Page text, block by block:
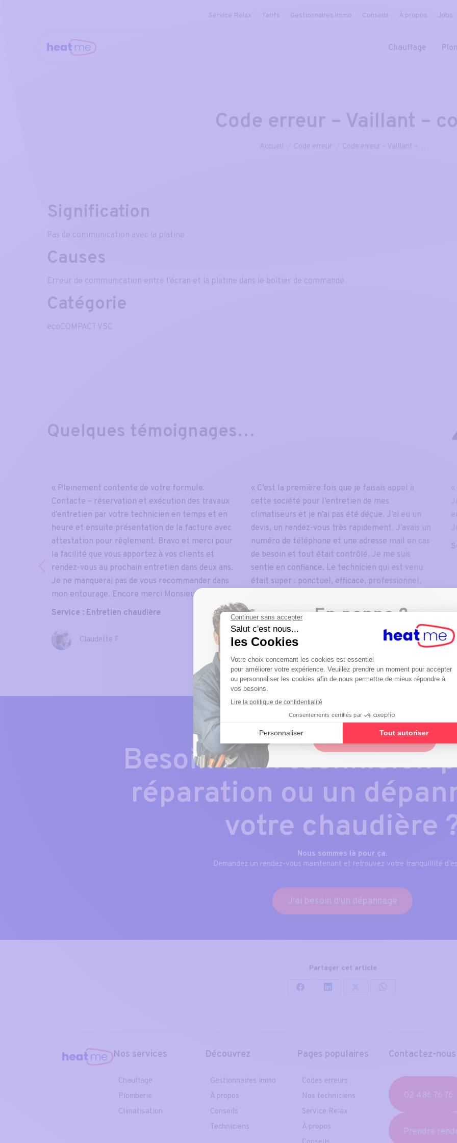
Service Relax Tarifs Gestionnaires immo Conseils À propos Jobs
Chauffage
Code erreur – Vaillant –
Vous êtes ici :
Accueil Code erreur Code erreur – Vaillant –…
Signification
Pas de communication avec la platine
Causes
Erreur de communication entre l’écran et la platine dans le boîtier de commande
Catégorie
ecoCOMPACT VSC
Quelques témoignages…
Claudette F.
« Pleinement contente de votre formule.
Contacte – réservation et exécution des travaux
d’entretien par votre technicien en temps et en
heure et ensuite présentation de la facture avec
attestation pour règlement. Bravo et merci pour
la facilité que vous apportez à vos clients et
rendez-vous au prochain entretien dans deux ans.
Je ne manquerai pas de vous recommander dans
mon entourage. Encore merci Monsieur. »
Service : Entretien chaudière
Anne P.
« C’est la première fois que je faisais appel à
cette société pour l’entretien de mes
climatiseurs et je n’ai pas été déçue. J’ai eu un
devis, un rendez-vous très rapidement. J’avais un
numéro de téléphone et une adresse mail en cas
de besoin et tout était contrôlé. Je me suis
sentie en confiance. Le technicien qui est venu
était super : ponctuel, efficace, professionnel,
Service : Climatisation
Besoin d’un technicien
réparation ou un
votre chaudière
Nous sommes là pour ça.
Demandez un rendez-vous maintenant et retrouvez votre tranquillité
J'ai besoin d'un dépannage
Partager cet article
PartagerPartager
Nos services
Chauffage
Plomberie
Climatisation
Découvrez
Gestionnaires immo
À propos
Conseils
Techniciens
Pages populaires
Codes erreurs
Nos techniciens
Service Relax
À propos
Contactez-nous
02 486 76 76
Prendre
En panne ?
Agissez avant qu'il ne soit trop tard !
149€
Appelez-nous au 02 486 76 76
intervention en ligne.